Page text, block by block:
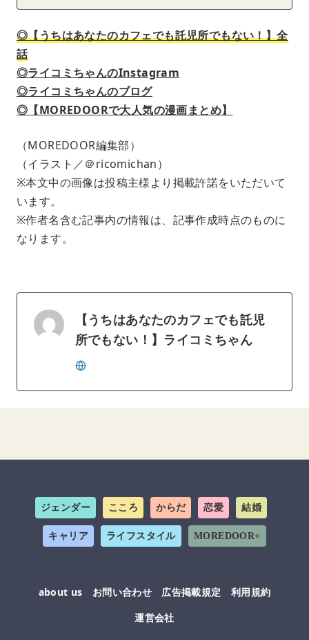
◎【うちはあなたのカフェでも託児所でもない！】全
話
◎ライコミちゃんのInstagram
◎ライコミちゃんのブログ
◎【MOREDOORで大人気の漫画まとめ】
（MOREDOOR編集部）
（イラスト／＠ricomichan）
※本文中の画像は投稿主様より掲載許諾をいただいて
います。
※作者名含む記事内の情報は、記事作成時点のものに
なります。
【うちはあなたのカフェでも託児
所でもない！】ライコミちゃん
ジェンダー こころ からだ 恋愛 結婚
キャリア ライフスタイル MOREDOOR+
about us お問い合わせ 広告掲載規定
利用規約
運営会社